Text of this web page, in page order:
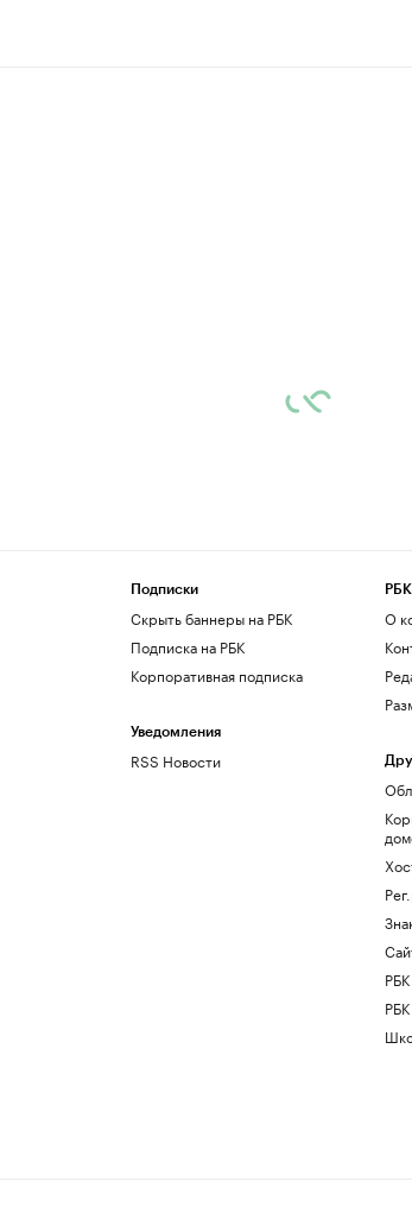
Подписки
Скрыть баннеры на РБК
Подписка на РБК
Корпоративная подписка
Уведомления
RSS Новости
РБК
О